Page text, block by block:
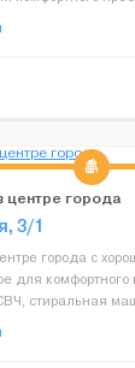
принадлежности,
центре города
3/1
города с
для
стиральная
ограждена.